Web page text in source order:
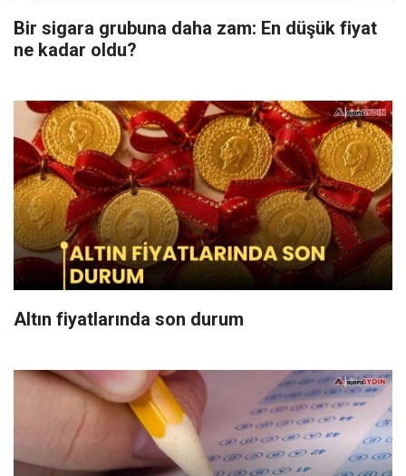
Bir sigara grubuna daha zam: En düşük fiyat
ne kadar oldu?
Altın fiyatlarında son durum